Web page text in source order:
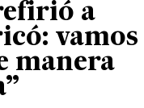
a
vamos
manera